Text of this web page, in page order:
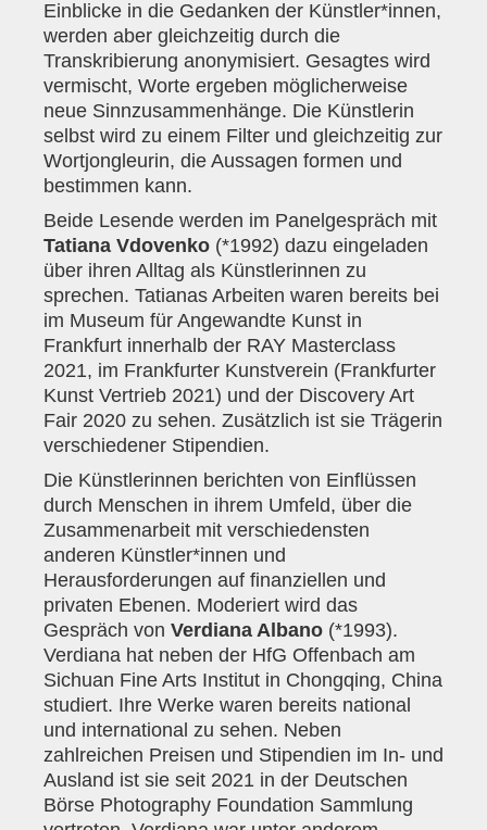
Einblicke in die Gedanken der Künstler*innen,
werden aber gleichzeitig durch die
Transkribierung anonymisiert. Gesagtes wird
vermischt, Worte ergeben möglicherweise
neue Sinnzusammenhänge. Die Künstlerin
selbst wird zu einem Filter und gleichzeitig zur
Wortjongleurin, die Aussagen formen und
bestimmen kann.
Beide Lesende werden im Panelgespräch mit
Tatiana Vdovenko (*1992) dazu eingeladen
über ihren Alltag als Künstlerinnen zu
sprechen. Tatianas Arbeiten waren bereits bei
im Museum für Angewandte Kunst in
Frankfurt innerhalb der RAY Masterclass
2021, im Frankfurter Kunstverein (Frankfurter
Kunst Vertrieb 2021) und der Discovery Art
Fair 2020 zu sehen. Zusätzlich ist sie Trägerin
verschiedener Stipendien.
Die Künstlerinnen berichten von Einflüssen
durch Menschen in ihrem Umfeld, über die
Zusammenarbeit mit verschiedensten
anderen Künstler*innen und
Herausforderungen auf finanziellen und
privaten Ebenen. Moderiert wird das
Gespräch von Verdiana Albano (*1993).
Verdiana hat neben der HfG Offenbach am
Sichuan Fine Arts Institut in Chongqing, China
studiert. Ihre Werke waren bereits national
und international zu sehen. Neben
zahlreichen Preisen und Stipendien im In- und
Ausland ist sie seit 2021 in der Deutschen
Börse Photography Foundation Sammlung